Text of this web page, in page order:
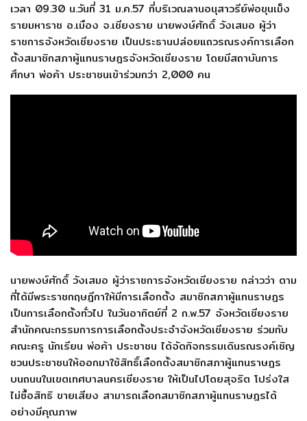
เวลา 09.30 น.วันที่ 31 ม.ค.57 ที่บริเวณลานอนุสาวรีย์พ่อขุนเม็ง
รายมหาราช อ.เมือง จ.เชียงราย นายพงษ์ศักดิ์ วังเสมอ ผู้ว่า
ราชการจังหวัดเชียงราย เป็นประธานปล่อยแถวรณรงค์การเลือก
ตั้งสมาชิกสภาผู้แทนราษฎรจังหวัดเชียงราย โดยมีสถาบันการ
ศึกษา พ่อค้า ประชาชนเข้าร่วมกว่า 2,000 คน
นายพงษ์ศักดิ์ วังเสมอ ผู้ว่าราชการจังหวัดเชียงราย กล่าวว่า ตาม
ที่ได้มีพระราชกฤษฎีกาให้มีการเลือกตั้ง สมาชิกสภาผู้แทนราษฎร
เป็นการเลือกตั้งทั่วไป ในวันอาทิตย์ที่ 2 ก.พ.57 จังหวัดเชียงราย
สำนักคณะกรรมการการเลือกตั้งประจำจังหวัดเชียงราย ร่วมกับ
คณะครู นักเรียน พ่อค้า ประชาชน ได้จัดกิจกรรมเดินรณรงค์เชิญ
ชวนประชาชนให้ออกมาใช้สิทธิ์เลือกตั้งสมาชิกสภาผู้แทนราษฎร
บนถนนในเขตเทศบาลนครเชียงราย ให้เป็นไปโดยสุจริต โปร่งใส
ไม่ซื้อสิทธิ ขายเสียง สามารถเลือกสมาชิกสภาผู้แทนราษฎรได้
อย่างมีคุณภาพ